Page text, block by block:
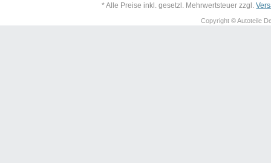
* Alle Preise inkl. gesetzl. Mehrwertsteuer zzgl.
Copyright © Autoteile